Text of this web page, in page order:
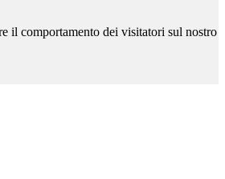
il comportamento dei visitatori sul nostro